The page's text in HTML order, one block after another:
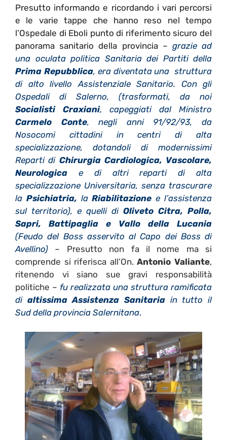
Presutto informando e ricordando i vari percorsi
e le varie tappe che hanno reso nel tempo
l’Ospedale di Eboli punto di riferimento sicuro del
panorama sanitario della provincia – grazie ad
una oculata politica Sanitaria dei Partiti della
Prima Repubblica, era diventata una struttura
di alto livello Assistenziale Sanitario. Con gli
Ospedali di Salerno, (trasformati, da noi
Socialisti Craxiani, capeggiati dal Ministro
Carmelo Conte, negli anni 91/92/93, da
Nosocomi cittadini in centri di alta
specializzazione, dotandoli di modernissimi
Reparti di Chirurgia Cardiologica, Vascolare,
Neurologica e di altri reparti di alta
specializzazione Universitaria, senza trascurare
la Psichiatria, laRiabilitazione e l’assistenza
sul territorio), e quelli di Oliveto Citra, Polla,
Sapri, Battipaglia e Vallo della Lucania
(Feudo del Boss asservito al Capo dei Boss di
Avellino) – Presutto non fa il nome ma si
comprende si riferisca all’On.Antonio Valiante,
ritenendo vi siano sue gravi responsabilità
politiche – fu realizzata una struttura ramificata
di altissima Assistenza Sanitaria in tutto il
Sud della provincia Salernitana.